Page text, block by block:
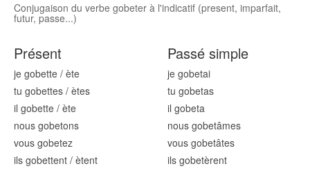
Conjugaison du verbe gobeter à l'indicatif (present, imparfait,
futur, passe...)
Présent
je gobette / ète
tu gobettes / ètes
il gobette / ète
nous gobetons
vous gobetez
ils gobettent / ètent
Passé simple
je gobetai
tu gobetas
il gobeta
nous gobetâmes
vous gobetâtes
ils gobetèrent